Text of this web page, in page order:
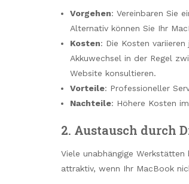
Vorgehen: Vereinbaren Sie
Alternativ können Sie Ihr
Kosten: Die Kosten
Akkuwechsel in der Regel
Website konsultieren.
Vorteile: Professioneller
Nachteile: Höhere Kosten
2. Austausch durch
Viele unabhängige
attraktiv, wenn Ihr MacBook